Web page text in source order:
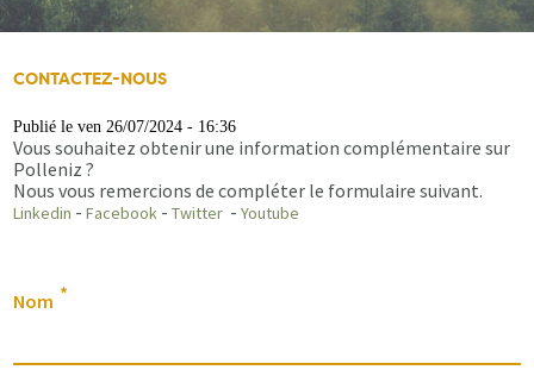
CONTACTEZ-NOUS
Publié le ven 26/07/2024 - 16:36
Vous souhaitez obtenir une information complémentaire sur
Polleniz ?
Nous vous remercions de compléter le formulaire suivant.
Linkedin -Facebook -Twitter -Youtube
Nom